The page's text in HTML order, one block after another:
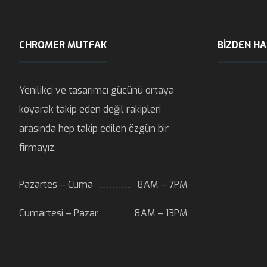
CHROMER MUTFAK
Yenilikçi ve tasarımcı gücünü ortaya
koyarak takip eden değil rakipleri
arasında hep takip edilen özgün bir
firmayız.
Pazartes – Cuma 8AM – 7PM
Cumartesi – Pazar 8AM – 13PM
BIZDEN